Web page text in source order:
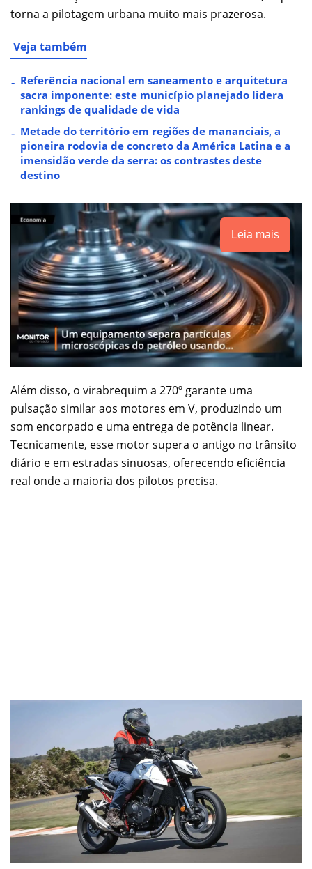
torna a pilotagem urbana muito mais prazerosa.
Veja também
Referência nacional em saneamento e arquitetura
sacra imponente: este município planejado lidera
rankings de qualidade de vida
Metade do território em regiões de mananciais, a
pioneira rodovia de concreto da América Latina e a
imensidão verde da serra: os contrastes deste
destino
Leia mais
Além disso, o virabrequim a 270º garante uma
pulsação similar aos motores em V, produzindo um
som encorpado e uma entrega de potência linear.
Tecnicamente, esse motor supera o antigo no trânsito
diário e em estradas sinuosas, oferecendo eficiência
real onde a maioria dos pilotos precisa.